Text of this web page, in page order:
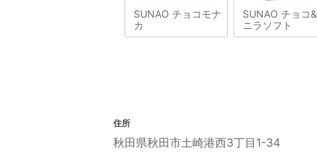
SUNAO チョコモナ
カ
SUNAO チョコ
ニラソフト
住所
秋田県秋田市土崎港西3丁目1-34